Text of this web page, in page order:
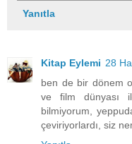
Yanıtla
Kitap Eylemi 28
ben de bir dönem
ve film dünyası
bilmiyorum,
çeviriyorlardı, siz